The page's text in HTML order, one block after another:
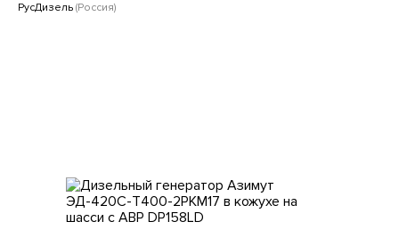
РусДизель (Россия)